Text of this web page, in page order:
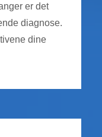
er det
diagnose.
dine